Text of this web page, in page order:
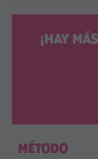
¡HAY
MÉTODO